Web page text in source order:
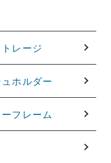
レージ
ホルダー
フレーム